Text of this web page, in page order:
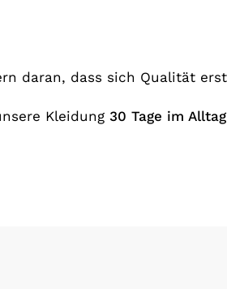
daran, dass sich Qualität erst
Kleidung 30 Tage im